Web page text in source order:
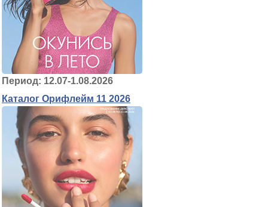
Период: 12.07-1.08.2026
Каталог Орифлейм 11 2026